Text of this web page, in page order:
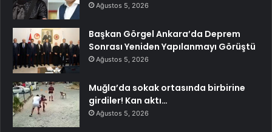
Ağustos 5, 2026
Başkan Görgel Ankara’da Deprem
Sonrası Yeniden Yapılanmayı Görüştü
Ağustos 5, 2026
Muğla’da sokak ortasında birbirine
girdiler! Kan aktı…
Ağustos 5, 2026